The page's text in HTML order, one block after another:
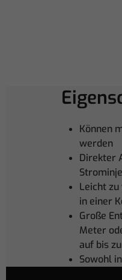
Können
werden
Direkter
Leicht zu
in einer
Große
Meter
auf bis
Sowohl